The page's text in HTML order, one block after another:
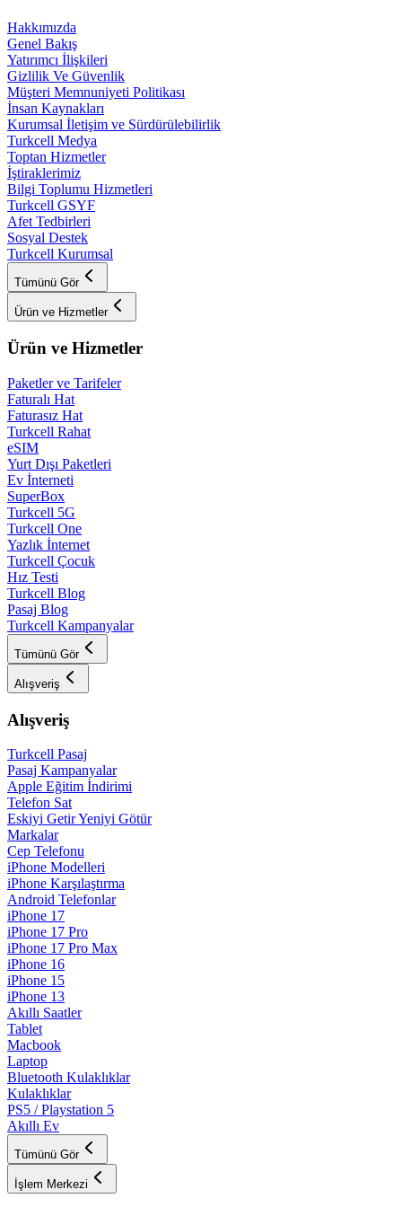
Hakkımızda
Genel Bakış
Yatırımcı İlişkileri
Gizlilik Ve Güvenlik
Müşteri Memnuniyeti Politikası
İnsan Kaynakları
Kurumsal İletişim ve Sürdürülebilirlik
Turkcell Medya
Toptan Hizmetler
İştiraklerimiz
Bilgi Toplumu Hizmetleri
Turkcell GSYF
Afet Tedbirleri
Sosyal Destek
Turkcell Kurumsal
Tümünü Gör
Ürün ve Hizmetler
Ürün ve Hizmetler
Paketler ve Tarifeler
Faturalı Hat
Faturasız Hat
Turkcell Rahat
eSIM
Yurt Dışı Paketleri
Ev İnterneti
SuperBox
Turkcell 5G
Turkcell One
Yazlık İnternet
Turkcell Çocuk
Hız Testi
Turkcell Blog
Pasaj Blog
Turkcell Kampanyalar
Tümünü Gör
Alışveriş
Alışveriş
Turkcell Pasaj
Pasaj Kampanyalar
Apple Eğitim İndirimi
Telefon Sat
Eskiyi Getir Yeniyi Götür
Markalar
Cep Telefonu
iPhone Modelleri
iPhone Karşılaştırma
Android Telefonlar
iPhone 17
iPhone 17 Pro
iPhone 17 Pro Max
iPhone 16
iPhone 15
iPhone 13
Akıllı Saatler
Tablet
Macbook
Laptop
Bluetooth Kulaklıklar
Kulaklıklar
PS5 / Playstation 5
Akıllı Ev
Tümünü Gör
İşlem Merkezi